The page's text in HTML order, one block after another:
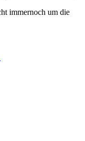
immernoch um die